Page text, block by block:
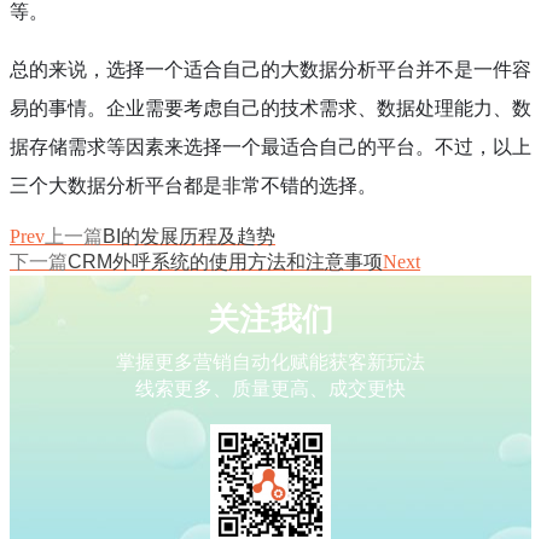
等。
总的来说，选择一个适合自己的大数据分析平台并不是一件容
易的事情。企业需要考虑自己的技术需求、数据处理能力、数
据存储需求等因素来选择一个最适合自己的平台。不过，以上
三个大数据分析平台都是非常不错的选择。
Prev 上一篇BI的发展历程及趋势
下一篇CRM外呼系统的使用方法和注意事项Next
关注我们
掌握更多营销自动化赋能获客新玩法
线索更多、质量更高、成交更快